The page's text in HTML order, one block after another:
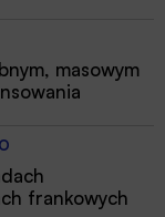
masowym
frankowych